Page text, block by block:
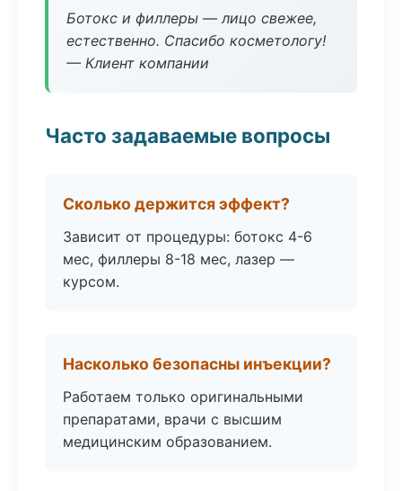
Ботокс и филлеры — лицо свежее,
естественно. Спасибо косметологу!
— Клиент компании
Часто задаваемые вопросы
Сколько держится эффект?
Зависит от процедуры: ботокс 4-6
мес, филлеры 8-18 мес, лазер —
курсом.
Насколько безопасны инъекции?
Работаем только оригинальными
препаратами, врачи с высшим
медицинским образованием.